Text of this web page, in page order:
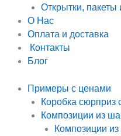
Открытки, пакеты
О Нас
Оплата и доставка
Контакты
Блог
Примеры с ценами
Коробка сюрприз
Композиции из
Композиции